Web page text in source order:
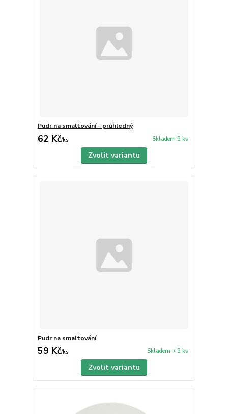
Pudr na smaltování - průhledný
62 Kč/ks Skladem 5 ks
Zvolit variantu
Pudr na smaltování
59 Kč/ks Skladem > 5 ks
Zvolit variantu